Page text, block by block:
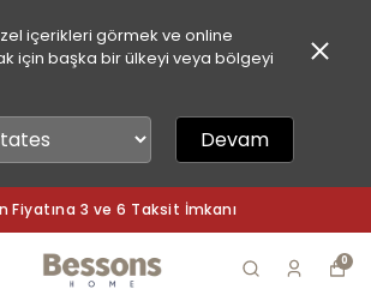
içerikleri görmek ve online
için başka bir ülkeyi veya bölgeyi
Devam
Peşin Fiyatına 3 ve 6
0